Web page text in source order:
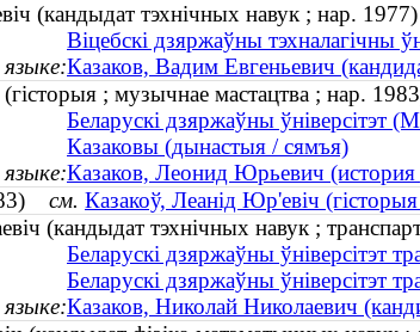
(кандыдат тэхнічных навук ; нар. 1977)
Віцебскі дзяржаўны тэхналагічны
Казаков, Вадим Евгеньевич
; музычнае мастацтва ; нар.
Беларускі дзяржаўны ўніверсітэт
Казаковы (дынастыя / сямъя)
Казаков, Леонид Юрьевич
см. Казакоў, Леанід Юр'евіч
(кандыдат тэхнічных навук ;
Беларускі дзяржаўны ўніверсітэт
Беларускі дзяржаўны ўніверсітэт
Казаков, Николай Николаевич